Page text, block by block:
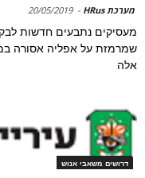
מערכת HRus -
20/05/2019
מעסיקים נתבעים חדשות
שמרמזת על אפליה אסורה
אלה
דרושים משאבי אנוש